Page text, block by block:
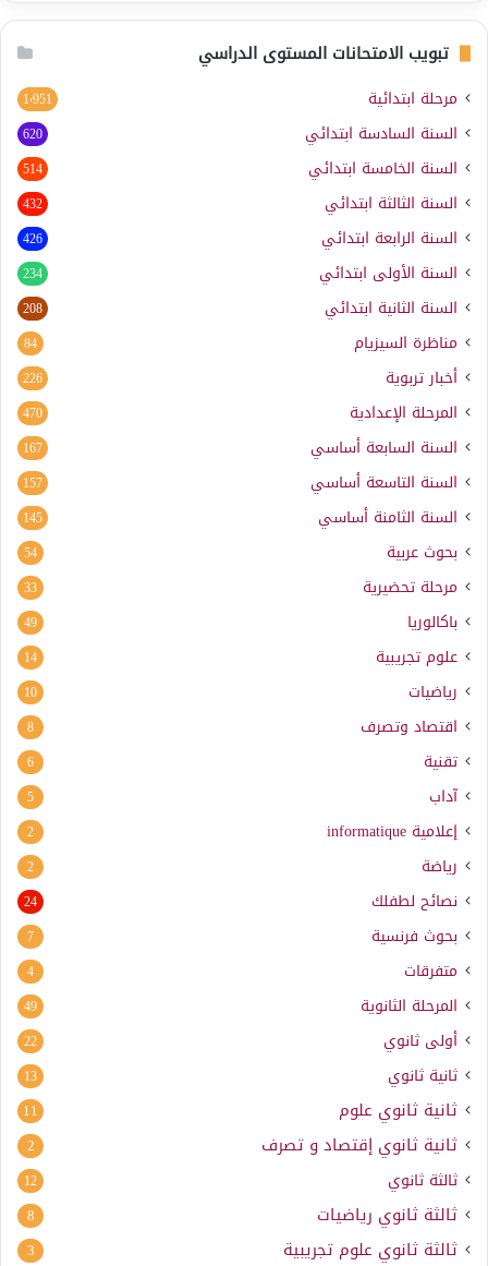
تبويب الامتحانات المستوى الدراسي
مرحلة ابتدائية 1٬951
السنة السادسة ابتدائي 620
السنة الخامسة ابتدائي 514
السنة الثالثة ابتدائي 432
السنة الرابعة ابتدائي 426
السنة الأولى ابتدائي 234
السنة الثانية ابتدائي 208
مناظرة السيزيام 84
أخبار تربوية 226
المرحلة الإعدادية 470
السنة السابعة أساسي 167
السنة التاسعة أساسي 157
السنة الثامنة أساسي 145
بحوث عربية 54
مرحلة تحضيرية 33
باكالوريا 49
علوم تجريبية 14
رياضيات 10
اقتصاد وتصرف 8
تقنية 6
آداب 5
إعلامية informatique
2
رياضة 2
نصائح لطفلك 24
بحوث فرنسية 7
متفرقات 4
المرحلة الثانوية 49
أولى ثانوي 22
ثانية ثانوي 13
ثانية ثانوي علوم 11
ثانية ثانوي إقتصاد و تصرف 2
ثالثة ثانوي 12
ثالثة ثانوي رياضيات 8
ثالثة ثانوي علوم تجريبية 3